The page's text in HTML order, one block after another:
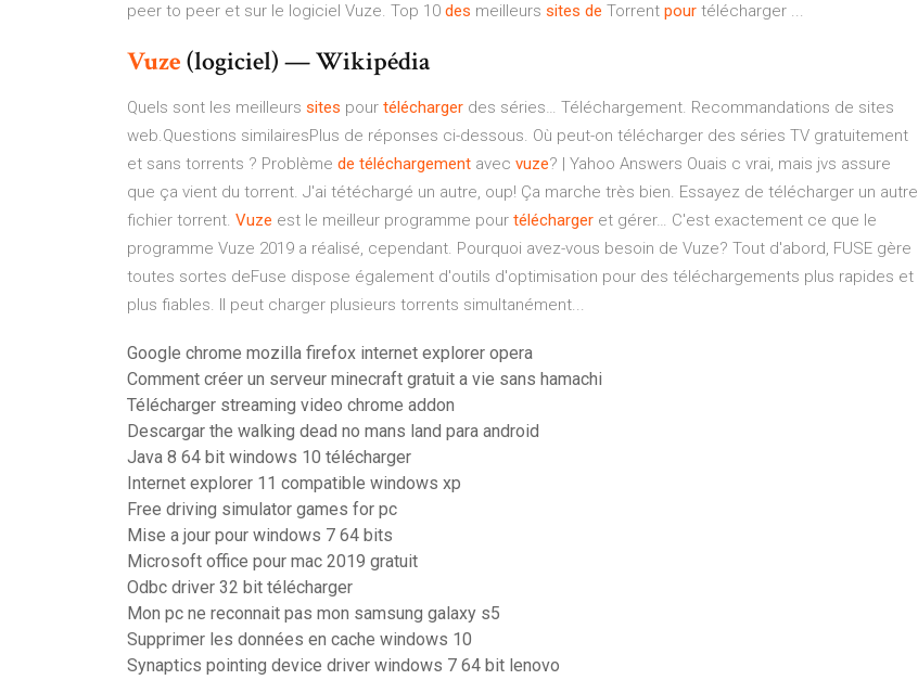
peer to peer et sur le logiciel Vuze. Top 10 des meilleurs sites de Torrent pour télécharger ...
Vuze(logiciel) — Wikipédia
Quels sont les meilleurs sites pour télécharger des séries… Téléchargement. Recommandations de sites
web.Questions similairesPlus de réponses ci-dessous. Où peut-on télécharger des séries TV gratuitement
et sans torrents ? Problème de téléchargement avec vuze? | Yahoo Answers Ouais c vrai, mais jvs assure
que ça vient du torrent. J'ai tétéchargé un autre, oup! Ça marche très bien. Essayez de télécharger un autre
fichier torrent. Vuze est le meilleur programme pour télécharger et gérer… C'est exactement ce que le
programme Vuze 2019 a réalisé, cependant. Pourquoi avez-vous besoin de Vuze? Tout d'abord, FUSE gère
toutes sortes deFuse dispose également d'outils d'optimisation pour des téléchargements plus rapides et
plus fiables. Il peut charger plusieurs torrents simultanément...
Google chrome mozilla firefox internet explorer opera
Comment créer un serveur minecraft gratuit a vie sans hamachi
Télécharger streaming video chrome addon
Descargar the walking dead no mans land para android
Java 8 64 bit windows 10 télécharger
Internet explorer 11 compatible windows xp
Free driving simulator games for pc
Mise a jour pour windows 7 64 bits
Microsoft office pour mac 2019 gratuit
Odbc driver 32 bit télécharger
Mon pc ne reconnait pas mon samsung galaxy s5
Supprimer les données en cache windows 10
Synaptics pointing device driver windows 7 64 bit lenovo